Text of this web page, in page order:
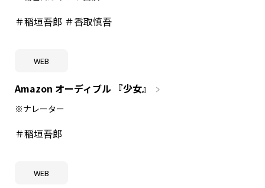
＃稲垣吾郎 ＃香取慎吾
WEB
Amazon オーディブル 『少女』
※ナレーター
＃稲垣吾郎
WEB